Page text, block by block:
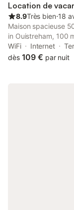
Location de
8.9Très bien⋅18
Maison spacieuse
in Ouistreham, 100
from Botanical
site are available at
WiFi Internet
dès 109 € par nuit